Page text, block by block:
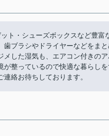
ト・シューズボックスなど豊富
ブラシやドライヤーなどをまと
メした湿気も、エアコン付きの
整っているので快適な暮らしを
絡お待ちしております。